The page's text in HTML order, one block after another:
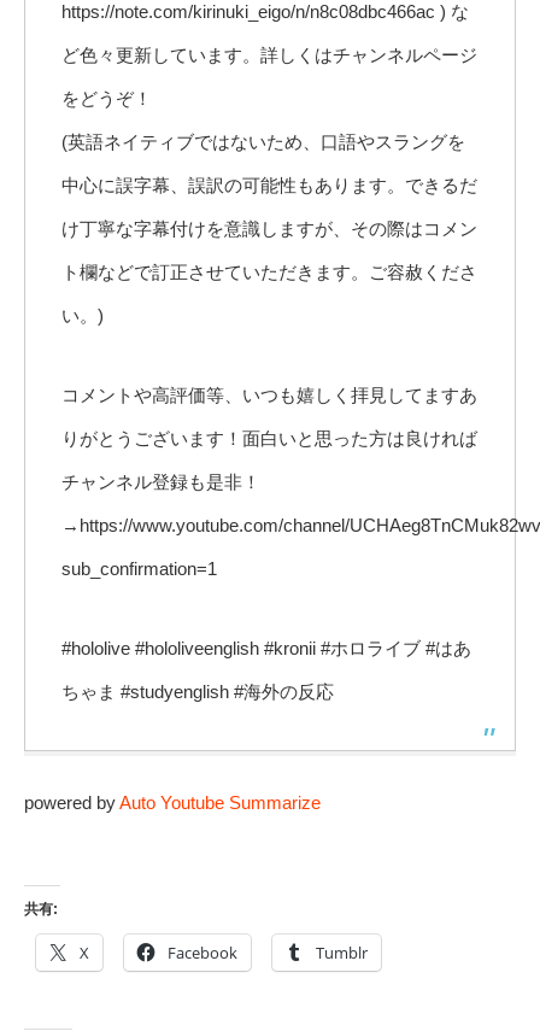
https://note.com/kirinuki_eigo/n/n8c08dbc466ac ) な
ど色々更新しています。詳しくはチャンネルページ
をどうぞ！
(英語ネイティブではないため、口語やスラングを
中心に誤字幕、誤訳の可能性もあります。できるだ
け丁寧な字幕付けを意識しますが、その際はコメン
ト欄などで訂正させていただきます。ご容赦くださ
い。)
コメントや高評価等、いつも嬉しく拝見してますあ
りがとうございます！面白いと思った方は良ければ
チャンネル登録も是非！
→https://www.youtube.com/channel/
sub_confirmation=1
#hololive #hololiveenglish #kronii #ホロライブ #はあ
ちゃま #studyenglish #海外の反応
powered byAuto Youtube Summarize
共有:
X Facebook Tumblr